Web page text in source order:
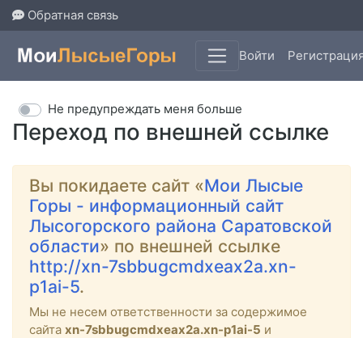
Обратная связь
Войти
Переход по внешней ссылке
Не предупреждать меня больше
Вы покидаете сайт «Мои Лысые
Горы - информационный сайт
Лысогорского района Саратовской
области» по внешней ссылке
http://xn-7sbbugcmdxeax2a.xn-
p1ai-5.
Мы не несем ответственности за содержимое
сайта xn-7sbbugcmdxeax2a.xn-p1ai-5 и